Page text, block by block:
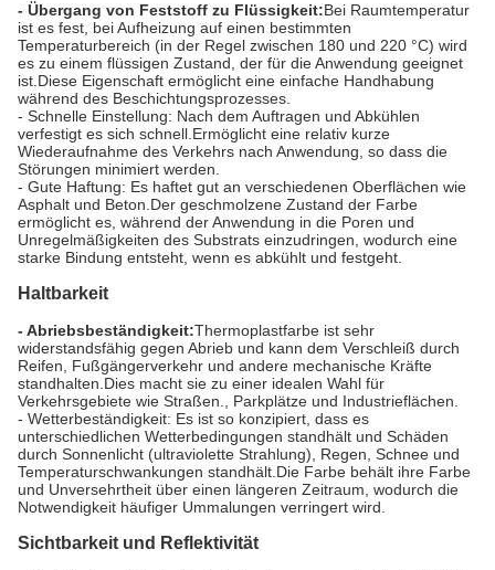
- Übergang von Feststoff zu Flüssigkeit:Bei Raumtemperatur
ist es fest, bei Aufheizung auf einen bestimmten
Temperaturbereich (in der Regel zwischen 180 und 220 °C) wird
es zu einem flüssigen Zustand, der für die Anwendung geeignet
ist.Diese Eigenschaft ermöglicht eine einfache Handhabung
während des Beschichtungsprozesses.
- Schnelle Einstellung: Nach dem Auftragen und Abkühlen
verfestigt es sich schnell.Ermöglicht eine relativ kurze
Wiederaufnahme des Verkehrs nach Anwendung, so dass die
Störungen minimiert werden.
- Gute Haftung: Es haftet gut an verschiedenen Oberflächen wie
Asphalt und Beton.Der geschmolzene Zustand der Farbe
ermöglicht es, während der Anwendung in die Poren und
Unregelmäßigkeiten des Substrats einzudringen, wodurch eine
starke Bindung entsteht, wenn es abkühlt und festgeht.
Haltbarkeit
- Abriebsbeständigkeit:Thermoplastfarbe ist sehr
widerstandsfähig gegen Abrieb und kann dem Verschleiß durch
Reifen, Fußgängerverkehr und andere mechanische Kräfte
standhalten.Dies macht sie zu einer idealen Wahl für
Verkehrsgebiete wie Straßen., Parkplätze und Industrieflächen.
- Wetterbeständigkeit: Es ist so konzipiert, dass es
unterschiedlichen Wetterbedingungen standhält und Schäden
durch Sonnenlicht (ultraviolette Strahlung), Regen, Schnee und
Temperaturschwankungen standhält.Die Farbe behält ihre Farbe
und Unversehrtheit über einen längeren Zeitraum, wodurch die
Notwendigkeit häufiger Ummalungen verringert wird.
Sichtbarkeit und Reflektivität